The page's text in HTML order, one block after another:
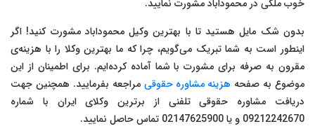
خوب ملکی در محموداباد مشورت نمایید.
بدون شک مایل هستید تا با بهترین وکیل محموداباد مشورت کنید! اگر
اینطور است به شما تبریک می‌گویم، چرا که ما بهترین وکلا را با هزینه‌ی
مقرون به صرفه برای مشورت با شما آماده کرده‌ایم. برای اطمینان از این
موضوع به صفحه هزینه مشاوره حقوقی مراجعه بفرمایید. همچنین جهت
دریافت مشاوره حقوقی تلفنی از برترین وکلای ایران با شماره
09212242670 و یا 02147625900 تماس حاصل نمایید.